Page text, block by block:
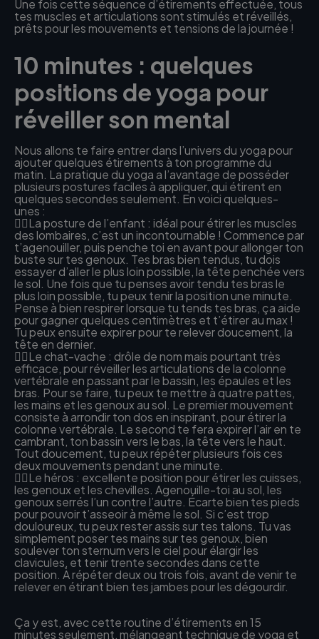
Une fois cette séquence d’étirements effectuée, tous
tes muscles et articulations sont stimulés et réveillés,
prêts pour les mouvements et tensions de la journée !
10 minutes : quelques
positions de yoga pour
réveiller son mental
Nous allons te faire entrer dans l’univers du yoga pour
ajouter quelques étirements à ton programme du
matin. La pratique du yoga a l’avantage de posséder
plusieurs postures faciles à appliquer, qui étirent en
quelques secondes seulement. En voici quelques-
unes :
🧘‍♀La posture de l’enfant : idéal pour étirer les muscles
des lombaires, c’est un incontournable ! Commence par
t’agenouiller, puis penche toi en avant pour allonger ton
buste sur tes genoux. Tes bras bien tendus, tu dois
essayer d’aller le plus loin possible, la tête penchée vers
le sol. Une fois que tu penses avoir tendu tes bras le
plus loin possible, tu peux tenir la position une minute.
Pense à bien respirer lorsque tu tends tes bras, ça aide
pour gagner quelques centimètres et t’étirer au max !
Tu peux ensuite expirer pour te relever doucement, la
tête en dernier.
🧘‍♀Le chat-vache : drôle de nom mais pourtant très
efficace, pour réveiller les articulations de la colonne
vertébrale en passant par le bassin, les épaules et les
bras. Pour se faire, tu peux te mettre à quatre pattes,
les mains et les genoux au sol. Le premier mouvement
consiste à arrondir ton dos en inspirant, pour étirer la
colonne vertébrale. Le second te fera expirer l’air en te
cambrant, ton bassin vers le bas, la tête vers le haut.
Tout doucement, tu peux répéter plusieurs fois ces
deux mouvements pendant une minute.
🧘‍♀Le héros : excellente position pour étirer les cuisses,
les genoux et les chevilles. Agenouille-toi au sol, les
genoux serrés l’un contre l’autre. Écarte bien tes pieds
pour pouvoir t’asseoir à même le sol. Si c’est trop
douloureux, tu peux rester assis sur tes talons. Tu vas
simplement poser tes mains sur tes genoux, bien
soulever ton sternum vers le ciel pour élargir les
clavicules, et tenir trente secondes dans cette
position. À répéter deux ou trois fois, avant de venir te
relever en étirant bien tes jambes pour les dégourdir.
Ça y est, avec cette routine d’étirements en 15
minutes seulement, mélangeant technique de yoga et